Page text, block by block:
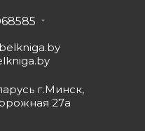
г.Минск,
27а